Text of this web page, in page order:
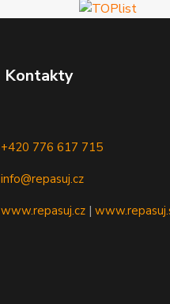
Kontakty
+420 776 617 715
info@repasuj.cz
www.repasuj.cz |